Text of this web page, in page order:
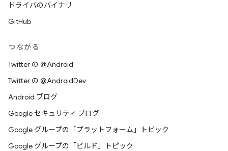
ドライバのバイナリ
GitHub
つながる
Twitter の @Android
Twitter の @AndroidDev
Android ブログ
Google セキュリティ ブログ
Google グループの「プラットフォーム」トピック
Google グループの「ビルド」トピック